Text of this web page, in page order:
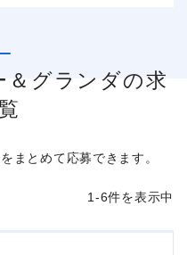
まとめて応募できます。
1-6件を表示中